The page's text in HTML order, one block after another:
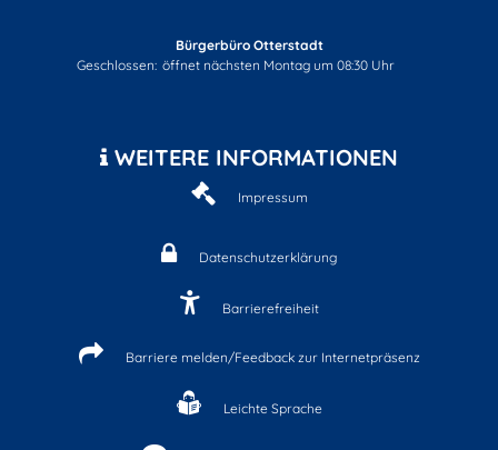
Bürgerbüro Otterstadt
Klicken, um weitere Öffnungs- oder Schließzeiten auszublenden
Geschlossen: öffnet nächsten Montag um 08:30 Uhr
WEITERE INFORMATIONEN
Impressum
Datenschutzerklärung
Barrierefreiheit
Barriere melden/Feedback zur Internetpräsenz
Leichte Sprache